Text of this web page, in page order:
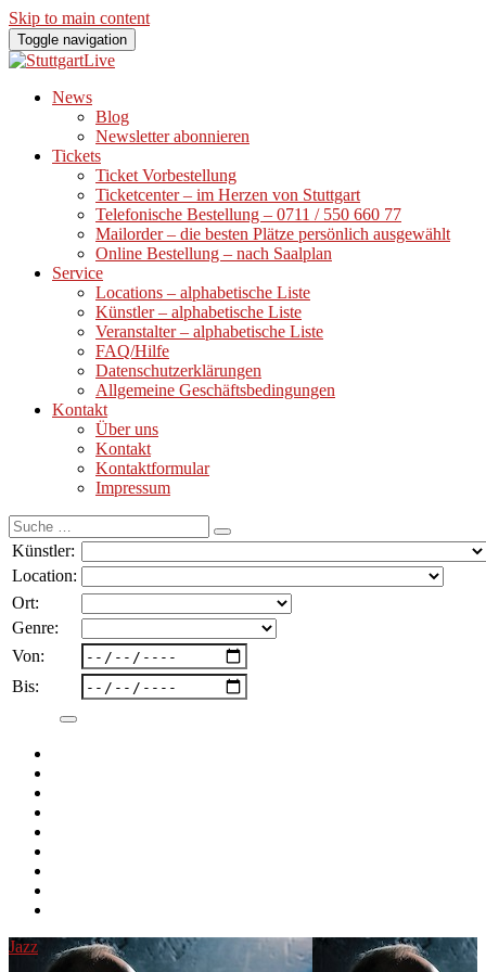
Skip to main content
Toggle navigation
News
Blog
Newsletter abonnieren
Tickets
Ticket Vorbestellung
Ticketcenter – im Herzen von Stuttgart
Telefonische Bestellung – 0711 / 550 660 77
Mailorder – die besten Plätze persönlich ausgewählt
Online Bestellung – nach Saalplan
Service
Locations – alphabetische Liste
Künstler – alphabetische Liste
Veranstalter – alphabetische Liste
FAQ/Hilfe
Datenschutzerklärungen
Allgemeine Geschäftsbedingungen
Kontakt
Über uns
Kontakt
Kontaktformular
Impressum
Suche
nach:
Künstler:
Location:
Ort:
Genre:
Von:
Bis:
Jazz